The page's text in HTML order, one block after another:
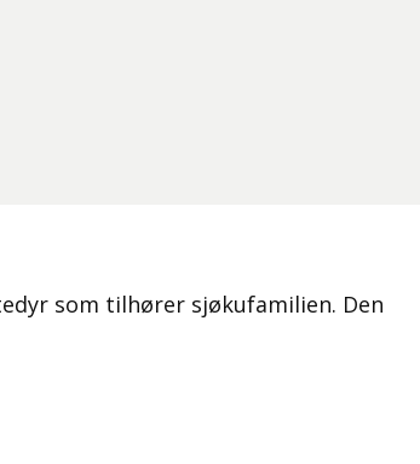
som tilhører sjøkufamilien. Den